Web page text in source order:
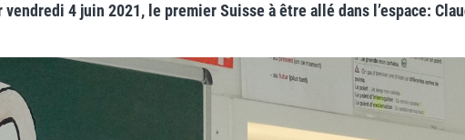
4 juin 2021, le premier Suisse à être allé dans l’espace: